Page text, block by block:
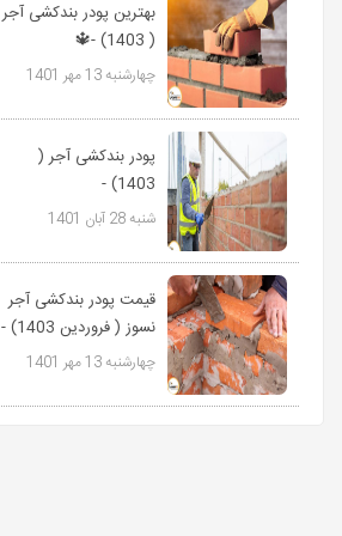
بهترین پودر بندکشی آجر
( 1403) -🔱
09127511808
چهارشنبه 13 مهر 1401
پودر بندکشی آجر (
1403) -
09127511808
شنبه 28 آبان 1401
قیمت پودر بندکشی آجر
نسوز ( فروردین 1403) -
09127511808...
چهارشنبه 13 مهر 1401